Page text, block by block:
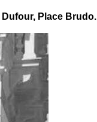
Place Brudo.